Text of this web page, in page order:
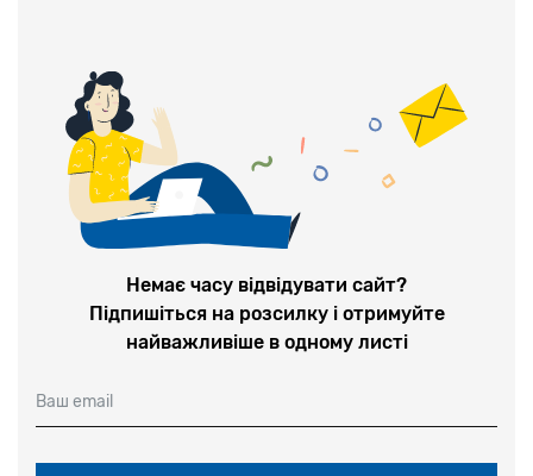
Немає часу відвідувати сайт?
Підпишіться на розсилку і отримуйте
найважливіше в одному листі
Ваш email